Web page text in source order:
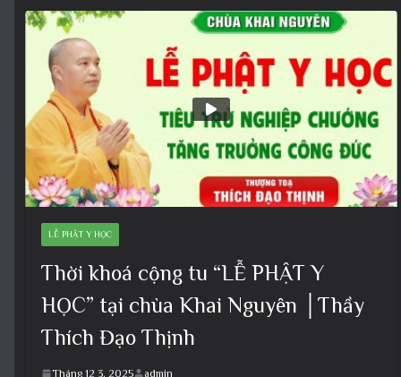
LỄ PHẬT Y HỌC
Thời khoá cộng tu “LỄ PHẬT Y
HỌC” tại chùa Khai Nguyên │Thầy
Thích Đạo Thịnh
Tháng 12 3, 2025 admin